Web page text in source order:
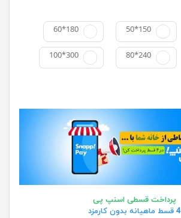
50*150
60*180
80*240
100*300
پرداخت قسطی اسنپ پی
4 قسط ماهیانه بدون کارمزد